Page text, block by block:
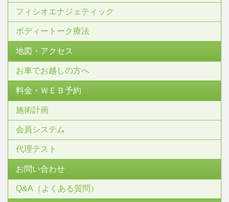
フィシオエナジェティック
ボディートーク療法
地図・アクセス
お車でお越しの方へ
料金・ＷＥＢ予約
施術計画
会員システム
代理テスト
お問い合わせ
Q&A（よくある質問）